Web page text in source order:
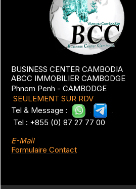
BUSINESS CENTER CAMBODIA
ABCC IMMOBILIER CAMBODGE
Phnom Penh - CAMBODGE
SEULEMENT SUR RDV
Tel & Message :
Tel : +855 (0) 87 27 77 00
E-Mail
Formulaire Contact